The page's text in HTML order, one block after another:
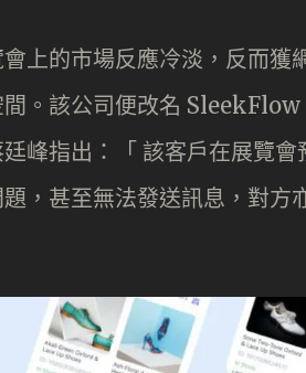
上的市場反應冷淡，反而獲
。該公司便改名 SleekFlow
峰指出：「 該客戶在展覽會
，甚至無法發送訊息，對方